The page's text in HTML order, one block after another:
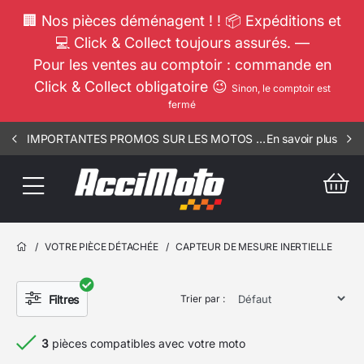
🏢 Nos pièces déménagent ! ! 📦 Expéditions et
💻 Click & Collect toujours assurés. —
Pour les ventes au comptoir : commande en
Click & Collect obligatoire 😉 Sinon, le comptoir est
fermé
IMPORTANTES PROMOS SUR LES MOTOS COMPLETES !!! CONSULTEZ NOS ANNONCES ----- MOTO - RIV - 1002En savoir plus
/ VOTRE PIÈCE DÉTACHÉE / CAPTEUR DE MESURE INERTIELLE
Filtres Trier par :
3 pièces compatibles avec votre moto